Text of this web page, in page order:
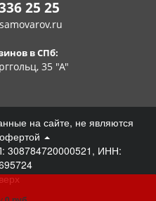
25 25
в СПб:
35 "А"
на сайте, не являются
ИНН: